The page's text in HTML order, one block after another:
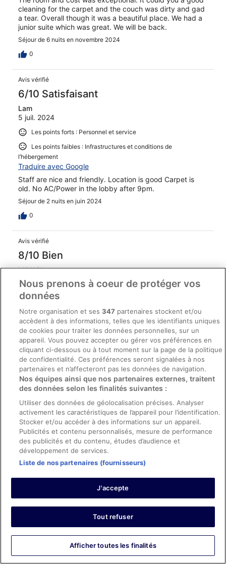
cleaning for the carpet and the couch was dirty and gad
a tear. Overall though it was a beautiful place. We had a
junior suite which was great. We will be back.
Séjour de 6 nuits en novembre 2024
0
Avis vérifié
6/10 Satisfaisant
Lam
5 juil. 2024
Les points forts : Personnel et service
Les points faibles : Infrastructures et conditions de
l’hébergement
Traduire avec Google
Staff are nice and friendly. Location is good Carpet is
old. No AC/Power in the lobby after 9pm.
Séjour de 2 nuits en juin 2024
0
Avis vérifié
8/10 Bien
MIYABI
1 mars 2025
Les points forts : Propreté et infrastructures et conditions de
Traduire avec Google
according to information, the restaurant in hotel is
available to 24 hours but we could not use it when we
arrived at hotle at late night.
Séjour de 2 nuits en février 2025
0
8/10 Bien
Thanh
16 mai 2024
Les points forts : Propreté et personnel et service
Traduire avec Google
Overall, the overall hotel's condition was acceptable. The
outdated and needed to be renewed. The lobby needs
air conditioned as it was really hot when we were there in
Séjour de 3 nuits en mai 2024
Nous prenons à coeur de protéger vos
données
Notre organisation et ses347 partenaires stockent et/ou
accèdent à des informations, telles que les identifiants uniques
de cookies pour traiter les données personnelles, sur un
appareil. Vous pouvez accepter ou gérer vos préférences en
cliquant ci-dessous ou à tout moment sur la page de la politique
de confidentialité. Ces préférences seront signalées à nos
partenaires et n’affecteront pas les données de navigation.
Nos équipes ainsi que nos partenaires externes, traitent
des données selon les finalités suivantes :
Utiliser des données de géolocalisation précises. Analyser
activement les caractéristiques de l’appareil pour l’identification.
Stocker et/ou accéder à des informations sur un appareil.
Publicités et contenu personnalisés, mesure de performance
des publicités et du contenu, études d’audience et
développement de services.
Liste de nos partenaires (fournisseurs)
J'accepte
Tout refuser
Afficher toutes les finalités